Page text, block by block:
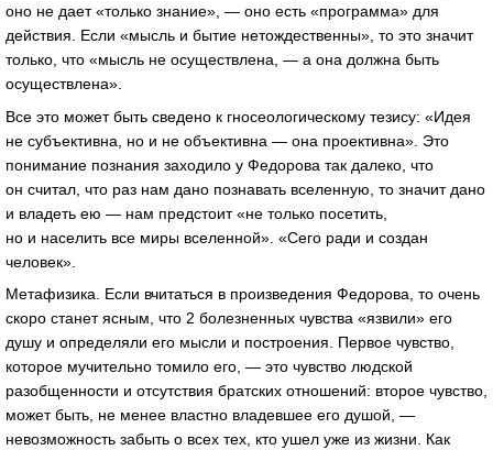
оно не дает «только знание», — оно есть «программа» для
действия. Если «мысль и бытие нетождественны», то это значит
только, что «мысль не осуществлена, — а она должна быть
осуществлена».
Все это может быть сведено к гносеологическому тезису: «Идея
не субъективна, но и не объективна — она проективна». Это
понимание познания заходило у Федорова так далеко, что
он считал, что раз нам дано познавать вселенную, то значит дано
и владеть ею — нам предстоит «не только посетить,
но и населить все миры вселенной». «Сего ради и создан
человек».
Метафизика. Если вчитаться в произведения Федорова, то очень
скоро станет ясным, что 2 болезненных чувства «язвили» его
душу и определяли его мысли и построения. Первое чувство,
которое мучительно томило его, — это чувство людской
разобщенности и отсутствия братских отношений: второе чувство,
может быть, не менее властно владевшее его душой, —
невозможность забыть о всех тех, кто ушел уже из жизни. Как